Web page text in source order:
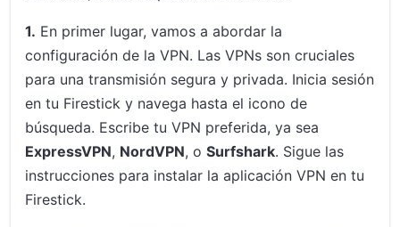
1. En primer lugar, vamos a abordar la
configuración de la VPN. Las VPNs son cruciales
para una transmisión segura y privada. Inicia sesión
en tu Firestick y navega hasta el icono de
búsqueda. Escribe tu VPN preferida, ya sea
ExpressVPN, NordVPN, oSurfshark. Sigue las
instrucciones para instalar la aplicación VPN en tu
Firestick.